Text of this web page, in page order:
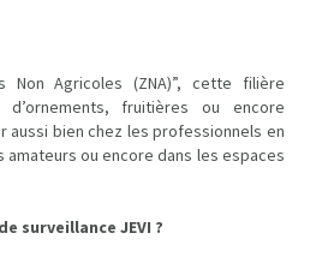
Non Agricoles (ZNA)”, cette filière
fruitières ou encore
aussi bien chez les professionnels en
ou encore dans les espaces
surveillance JEVI ?